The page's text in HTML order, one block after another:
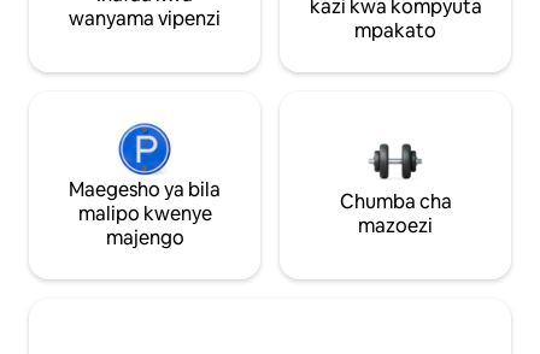
wanyama vipenzi
kazi kwa kompyuta
mpakato
Maegesho ya bila
malipo kwenye
majengo
Chumba cha
mazoezi